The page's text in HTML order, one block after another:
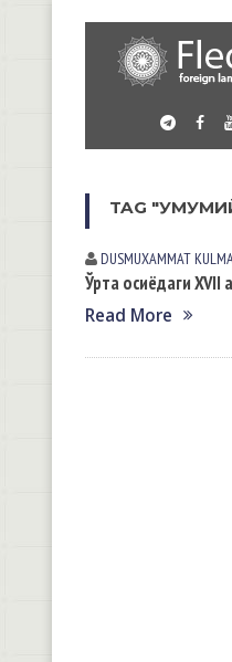
TAG
DUSMUXAMMAT
Ўрта осиёдаги
Read More